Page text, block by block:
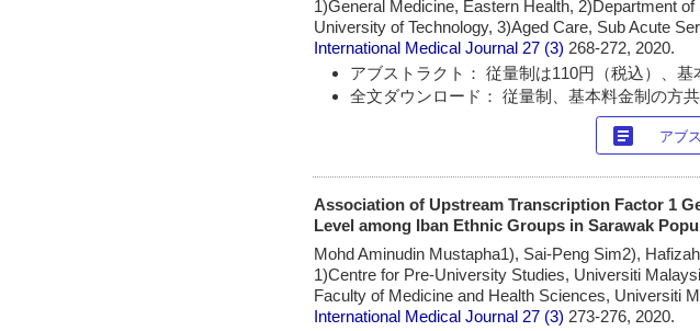
1)General Medicine, Eastern Health, 2)Department
University of Technology, 3)Aged Care, Sub Acute
International Medical Journal 27 (3) 268-272, 2020.
アブストラクト： 従量制は110円（税込）、基
全文ダウンロード： 従量制、基本料金制の方共
article アブ
Association of Upstream Transcription Factor 1
Level among Iban Ethnic Groups in Sarawak
Mohd Aminudin Mustapha1), Sai-Peng Sim2),
1)Centre for Pre-University Studies, Universiti
Faculty of Medicine and Health Sciences, Universiti
International Medical Journal 27 (3)273-276, 2020.